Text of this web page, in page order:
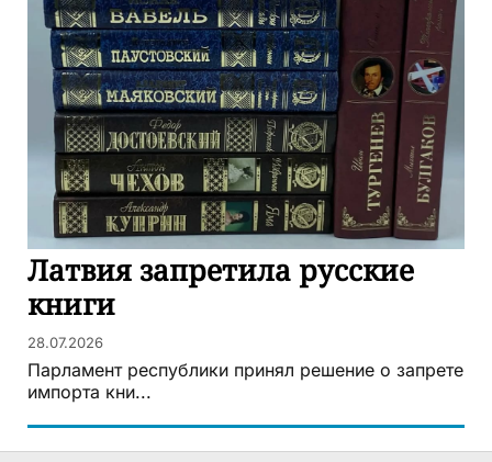
Латвия запретила русские
книги
28.07.2026
Парламент республики принял решение о запрете
импорта кни...